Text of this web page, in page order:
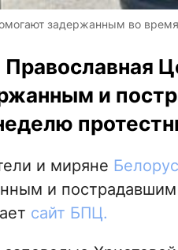
задержанным во время
Православная
и
и миряне
и пострадавшим
сайт БПЦ.